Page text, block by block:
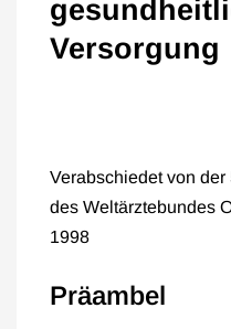
Versorgung
Verabschiedet von
des Weltärztebundes
1998
Präambel